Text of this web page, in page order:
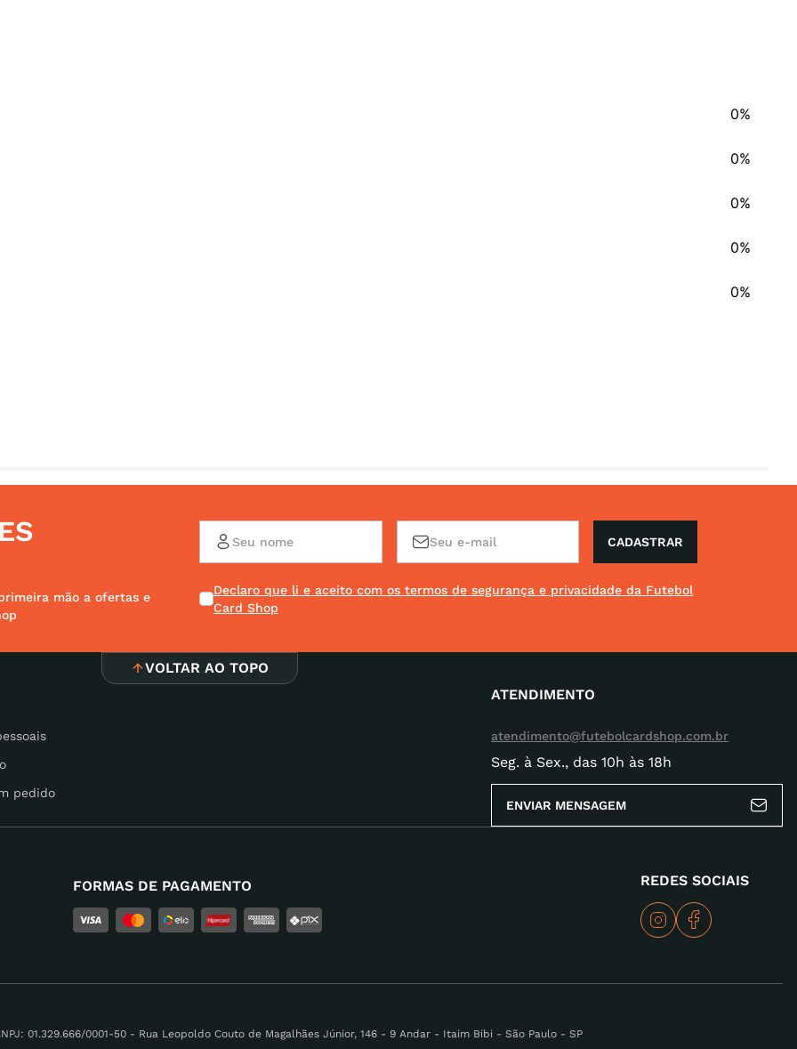
0%
0%
0%
0%
0%
mão a ofertas e
CADASTRAR
Declaro que li e aceito com os termos de segurança e privacidade da Futebol
Card Shop
VOLTAR AO TOPO
pedido
ATENDIMENTO
atendimento@futebolcardshop.com.br
Seg. à Sex., das 10h às 18h
ENVIAR MENSAGEM
FORMAS DE PAGAMENTO REDES SOCIAIS
01.329.666/0001-50 - Rua Leopoldo Couto de Magalhães Júnior, 146 - 9 Andar - Itaim Bibi - São Paulo - SP